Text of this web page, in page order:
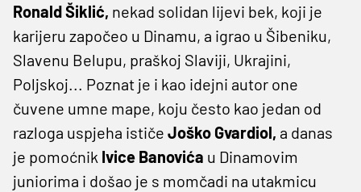
Ronald Šiklić, nekad solidan lijevi bek, koji je
karijeru započeo u Dinamu, a igrao u Šibeniku,
Slavenu Belupu, praškoj Slaviji, Ukrajini,
Poljskoj... Poznat je i kao idejni autor one
čuvene umne mape, koju često kao jedan od
razloga uspjeha ističe Joško Gvardiol, a danas
je pomoćnik Ivice Banovića u Dinamovim
juniorima i došao je s momčadi na utakmicu